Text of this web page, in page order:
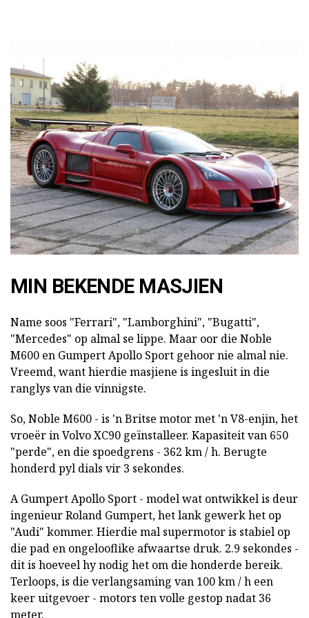
MIN BEKENDE MASJIEN
Name soos "Ferrari", "Lamborghini", "Bugatti",
"Mercedes" op almal se lippe. Maar oor die Noble
M600 en Gumpert Apollo Sport gehoor nie almal nie.
Vreemd, want hierdie masjiene is ingesluit in die
ranglys van die vinnigste.
So, Noble M600 - is 'n Britse motor met 'n V8-enjin, het
vroeër in Volvo XC90 geïnstalleer. Kapasiteit van 650
"perde", en die spoedgrens - 362 km / h. Berugte
honderd pyl dials vir 3 sekondes.
A Gumpert Apollo Sport - model wat ontwikkel is deur
ingenieur Roland Gumpert, het lank gewerk het op
"Audi" kommer. Hierdie mal supermotor is stabiel op
die pad en ongelooflike afwaartse druk. 2.9 sekondes -
dit is hoeveel hy nodig het om die honderde bereik.
Terloops, is die verlangsaming van 100 km / h een
keer uitgevoer - motors ten volle gestop nadat 36
meter.